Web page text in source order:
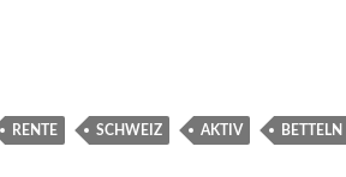
RENTE SCHWEIZ AKTIV BETTELN